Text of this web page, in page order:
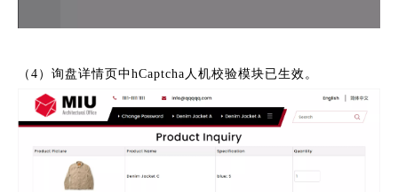
（4）询盘详情页中hCaptcha人机校验模块已生效。